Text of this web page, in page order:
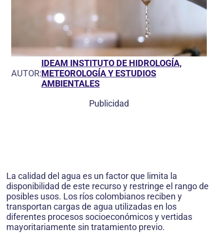
AUTOR:
IDEAM INSTITUTO DE HIDROLOGÍA,
METEOROLOGÍA Y ESTUDIOS
AMBIENTALES
Publicidad
La calidad del agua es un factor que limita la
disponibilidad de este recurso y restringe el rango de
posibles usos. Los ríos colombianos reciben y
transportan cargas de agua utilizadas en los
diferentes procesos socioeconómicos y vertidas
mayoritariamente sin tratamiento previo.